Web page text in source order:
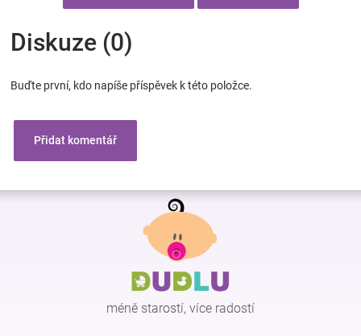
Diskuze (0)
Buďte první, kdo napíše příspěvek k této položce.
Přidat komentář
Z
méně starostí, více radostí